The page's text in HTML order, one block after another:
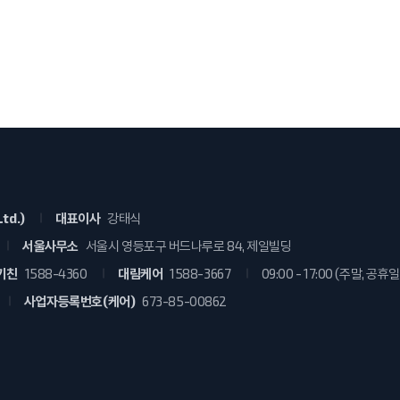
대표이사 강태식
서울사무소 서울시 영등포구 버드나루로 84, 제일빌딩
친 1588-4360 대림케어 1588-3667
09:00 - 17:00 (주말, 공휴
사업자등록번호(케어) 673-85-00862